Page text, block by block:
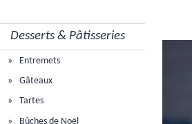
Desserts & Pâtisseries
Entremets
Gâteaux
Tartes
Bûches de Noël